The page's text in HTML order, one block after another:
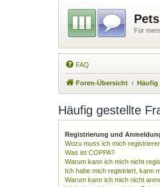
Für
FAQ
Foren-Übersicht Häufig
Häufig gestellte
Registrierung und
Wozu muss ich mich
Was ist COPPA?
Warum kann ich mich nicht
Ich habe mich registriert, kann
Warum kann ich mich nicht